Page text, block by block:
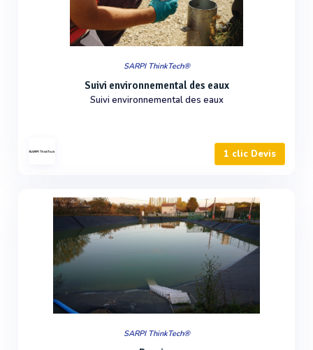
SARPI ThinkTech®
Suivi environnemental des eaux
Suivi environnemental des eaux
1 clic Devis
SARPI ThinkTech®